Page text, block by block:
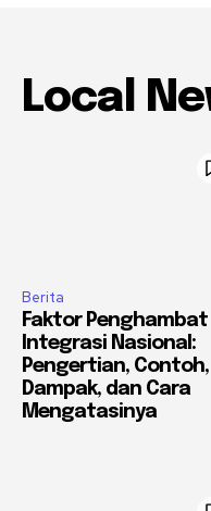
Local
Berita
Faktor Penghambat
Integrasi Nasional:
Pengertian, Contoh,
Dampak, dan Cara
Mengatasinya